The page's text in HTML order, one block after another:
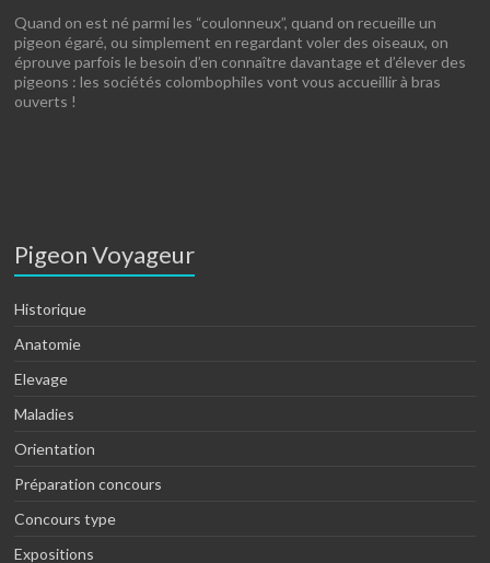
Quand on est né parmi les “coulonneux”, quand on recueille un
pigeon égaré, ou simplement en regardant voler des oiseaux, on
éprouve parfois le besoin d’en connaître davantage et d’élever des
pigeons : les sociétés colombophiles vont vous accueillir à bras
ouverts !
Pigeon Voyageur
Historique
Anatomie
Elevage
Maladies
Orientation
Préparation concours
Concours type
Expositions